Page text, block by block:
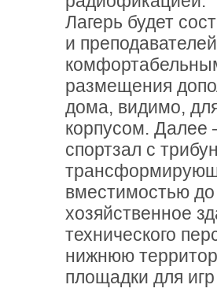
Лагерь будет
и
размещения
дома, видимо,
корпусом. Далее
спортзал с
вместимостью
хозяйственное
технического
нижнюю
площадки для